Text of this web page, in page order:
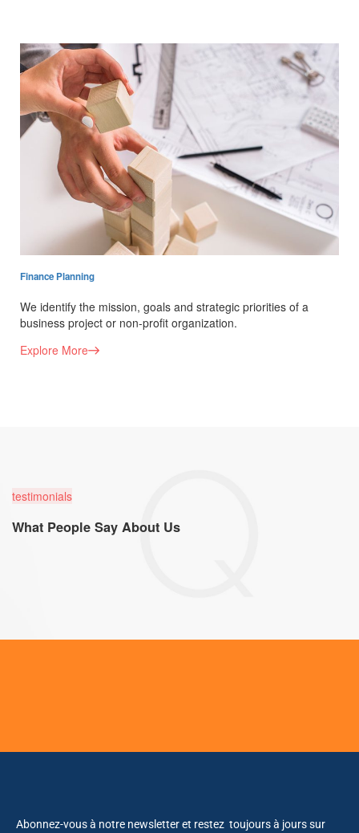
Finance Planning
We identify the mission, goals and strategic priorities of a
business project or non-profit organization.
Explore More
testimonials
What People Say About Us
Abonnez-vous à notre newsletter et restez toujours à jours sur